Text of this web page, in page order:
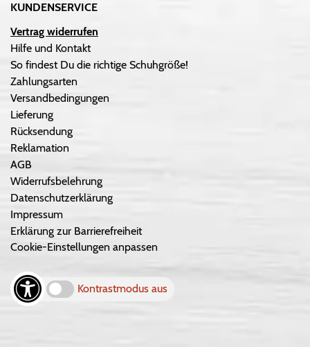
KUNDENSERVICE
Vertrag widerrufen
Hilfe und Kontakt
So findest Du die richtige Schuhgröße!
Zahlungsarten
Versandbedingungen
Lieferung
Rücksendung
Reklamation
AGB
Widerrufsbelehrung
Datenschutzerklärung
Impressum
Erklärung zur Barrierefreiheit
Cookie-Einstellungen anpassen
Kontrastmodus aus